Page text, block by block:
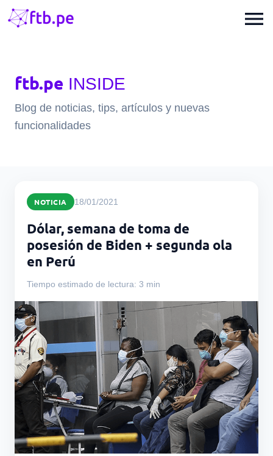
menu
ftb.pe INSIDE
Blog de noticias, tips, artículos y nuevas
funcionalidades
NOTICIA 18/01/2021
Dólar, semana de toma de
posesión de Biden + segunda ola
en Perú
Tiempo estimado de lectura: 3 min